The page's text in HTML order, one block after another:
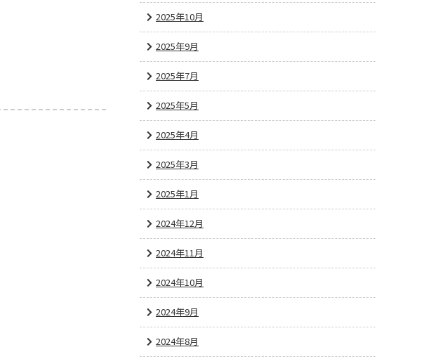
2025年10月
2025年9月
2025年7月
2025年5月
2025年4月
2025年3月
2025年1月
2024年12月
2024年11月
2024年10月
2024年9月
2024年8月